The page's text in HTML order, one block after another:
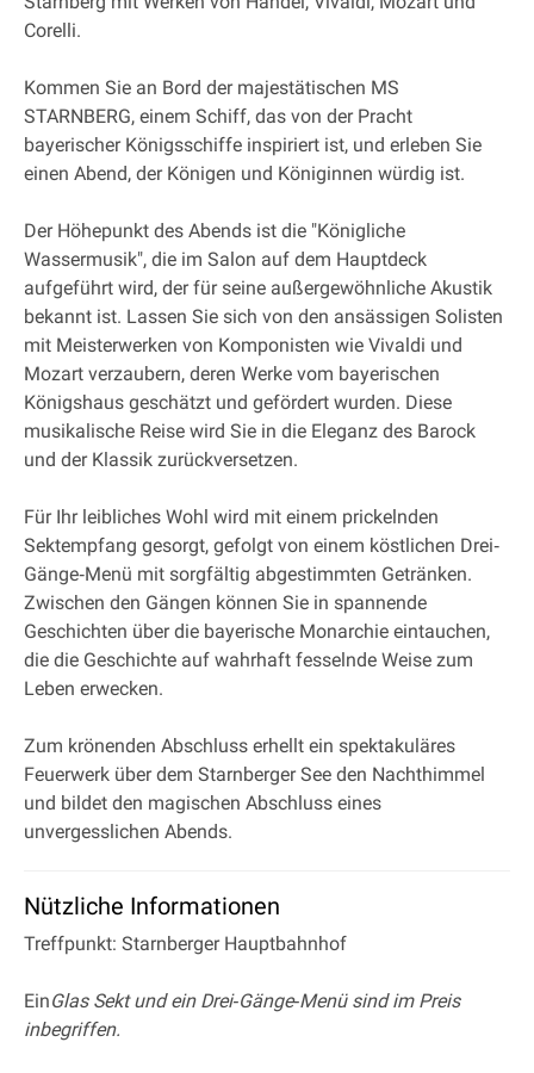
Corelli.
Kommen Sie an Bord der majestätischen MS
STARNBERG, einem Schiff, das von der Pracht
bayerischer Königsschiffe inspiriert ist, und erleben Sie
einen Abend, der Königen und Königinnen würdig ist.
Der Höhepunkt des Abends ist die "Königliche
Wassermusik", die im Salon auf dem Hauptdeck
aufgeführt wird, der für seine außergewöhnliche Akustik
bekannt ist. Lassen Sie sich von den ansässigen Solisten
mit Meisterwerken von Komponisten wie Vivaldi und
Mozart verzaubern, deren Werke vom bayerischen
Königshaus geschätzt und gefördert wurden. Diese
musikalische Reise wird Sie in die Eleganz des Barock
und der Klassik zurückversetzen.
Für Ihr leibliches Wohl wird mit einem prickelnden
Sektempfang gesorgt, gefolgt von einem köstlichen Drei‐
Gänge‐Menü mit sorgfältig abgestimmten Getränken.
Zwischen den Gängen können Sie in spannende
Geschichten über die bayerische Monarchie eintauchen,
die die Geschichte auf wahrhaft fesselnde Weise zum
Leben erwecken.
Zum krönenden Abschluss erhellt ein spektakuläres
Feuerwerk über dem Starnberger See den Nachthimmel
und bildet den magischen Abschluss eines
unvergesslichen Abends.
Nützliche Informationen
Treffpunkt: Starnberger Hauptbahnhof
EinGlas Sekt und ein Drei‐Gänge‐Menü sind im Preis
inbegriffen.